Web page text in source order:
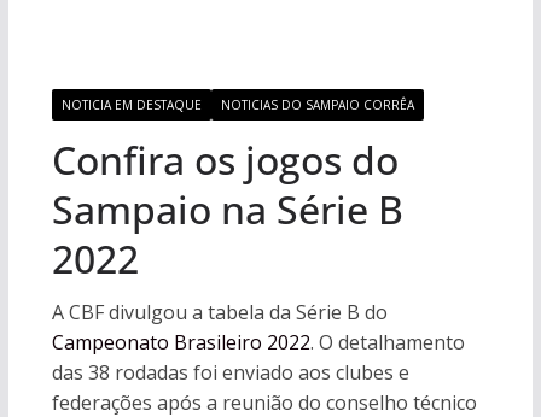
NOTICIA EM DESTAQUE NOTICIAS DO SAMPAIO CORRÊA
Confira os jogos do
Sampaio na Série B
2022
A CBF divulgou a tabela da Série B do
Campeonato Brasileiro 2022. O detalhamento
das 38 rodadas foi enviado aos clubes e
federações após a reunião do conselho técnico